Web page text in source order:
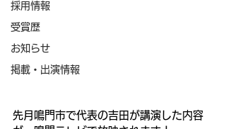
採用情報
受賞歴
お知らせ
掲載・出演情報
先月鳴門市で代表の吉田が講演した内容